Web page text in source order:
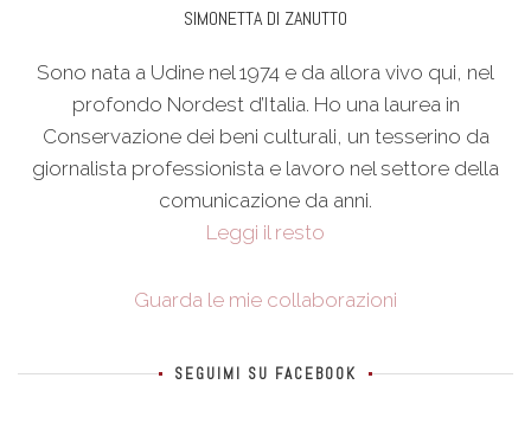
SIMONETTA DI ZANUTTO
Sono nata a Udine nel 1974 e da allora vivo qui, nel
profondo Nordest d’Italia. Ho una laurea in
Conservazione dei beni culturali, un tesserino da
giornalista professionista e lavoro nel settore della
comunicazione da anni.
Leggi il resto
Guarda le mie collaborazioni
SEGUIMI SU FACEBOOK